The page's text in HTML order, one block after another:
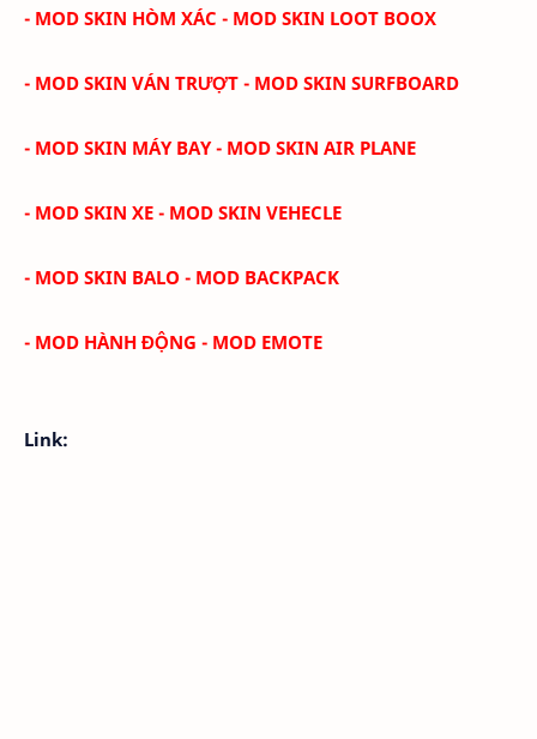
- MOD SKIN HÒM XÁC - MOD SKIN LOOT BOOX
- MOD SKIN VÁN TRƯỢT - MOD SKIN SURFBOARD
- MOD SKIN MÁY BAY - MOD SKIN AIR PLANE
- MOD SKIN XE - MOD SKIN VEHECLE
- MOD SKIN BALO - MOD BACKPACK
- MOD HÀNH ĐỘNG - MOD EMOTE
Link: